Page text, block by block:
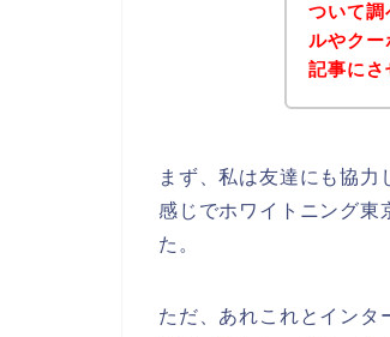
ついて
ルやク
記事にさ
まず、私は友達にも協力
感じでホワイトニング東
た。
ただ、あれこれとインタ